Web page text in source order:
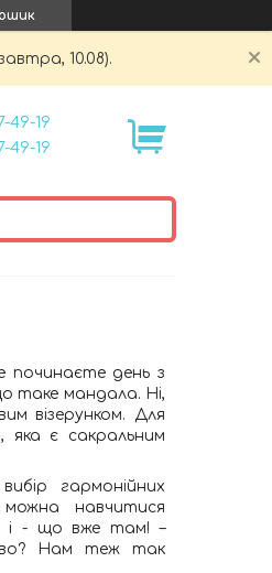
10.08).
49-19
49-19
починаєте день з
таке мандала. Ні,
візерунком. Для
яка є сакральним
гармонійних
навчитися
і - що вже там! –
Нам теж так